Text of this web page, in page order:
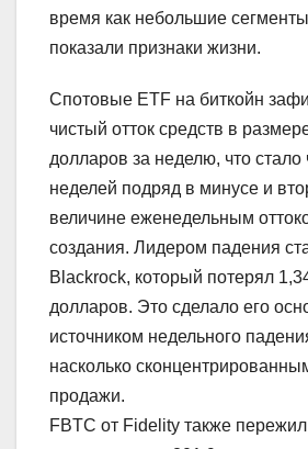
время как небольшие
показали признаки жизни.
Спотовые ETF на биткойн
чистый отток средств в
долларов за неделю, что стало
неделей подряд в минусе и
величине еженедельным
создания. Лидером падения
Blackrock, который потерял
долларов. Это сделало его
источником недельного
насколько
продажи.
FBTC от Fidelity также